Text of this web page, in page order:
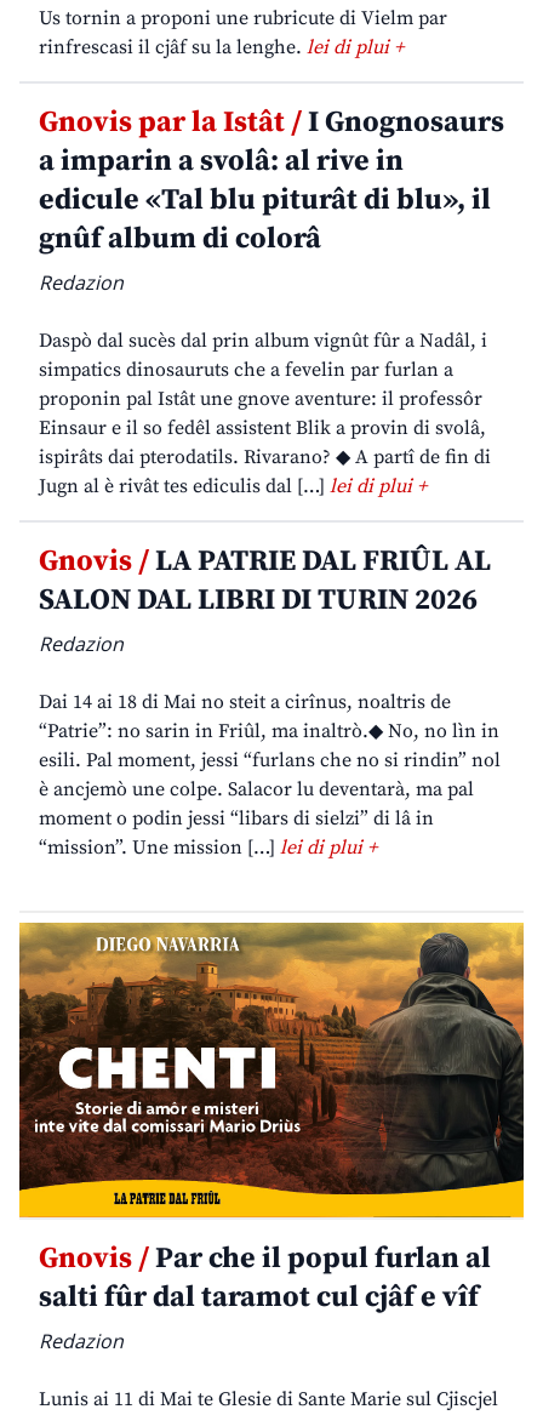
Us tornin a proponi une rubricute di Vielm par
rinfrescasi il cjâf su la lenghe. lei di plui +
Gnovis par la Istât /I Gnognosaurs
a imparin a svolâ: al rive in
edicule «Tal blu piturât di blu», il
gnûf album di colorâ
Redazion
Daspò dal sucès dal prin album vignût fûr a Nadâl, i
simpatics dinosauruts che a fevelin par furlan a
proponin pal Istât une gnove aventure: il professôr
Einsaur e il so fedêl assistent Blik a provin di svolâ,
ispirâts dai pterodatils. Rivarano? ◆ A partî de fin di
Jugn al è rivât tes ediculis dal […] lei di plui +
Gnovis /LA PATRIE DAL FRIÛL AL
SALON DAL LIBRI DI TURIN 2026
Redazion
Dai 14 ai 18 di Mai no steit a cirînus, noaltris de
“Patrie”: no sarin in Friûl, ma inaltrò.◆ No, no lìn in
esili. Pal moment, jessi “furlans che no si rindin” nol
è ancjemò une colpe. Salacor lu deventarà, ma pal
moment o podin jessi “libars di sielzi” di lâ in
“mission”. Une mission […] lei di plui +
Gnovis /Par che il popul furlan al
salti fûr dal taramot cul cjâf e vîf
Redazion
Lunis ai 11 di Mai te Glesie di Sante Marie sul Cjiscjel